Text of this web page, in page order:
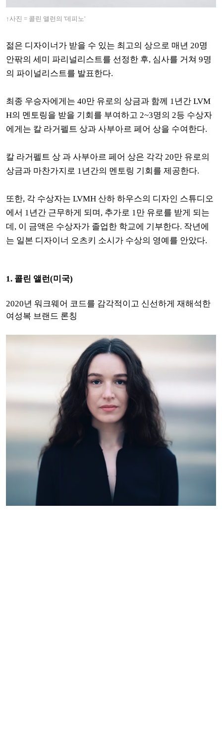
↑사진 = 콜린 앨런의 '데피노'
젊은 디자이너가 받을 수 있는 최고의 상으로 매년 20명
안팎의 세미 파리널리스트를 선정한 후, 심사를 거쳐 9명
의 파이널리스트를 발표한다.
최종 우승자에게는 40만 유로의 상금과 함께 1년간 LVM
H의 멘토링을 받을 기회를 부여하고 2~3명의 2등 수상자
에게는 칼 라거펠트 상과 사부아르 페어 상을 수여한다.
칼 라거펠트 상 과 사부아르 페어 상은 각각 20만 유로의
상금과 마찬가지로 1년간의 멘토링 기회를 제공한다.
또한, 각 수상자는 LVMH 산하 하우스의 디자인 스튜디오
에서 1년간 근무하게 되며, 추가로 1만 유로를 받게 되는
데, 이 금액은 수상자가 졸업한 학교에 기부한다. 작년에
는 일본 디자이너 오츠키 소시가 수상의 영예를 안았다.
1. 콜린 앨런(미국)
2020년 워크웨어 코드를 감각적이고 신선하게 재해석한
여성복 브랜드 론칭